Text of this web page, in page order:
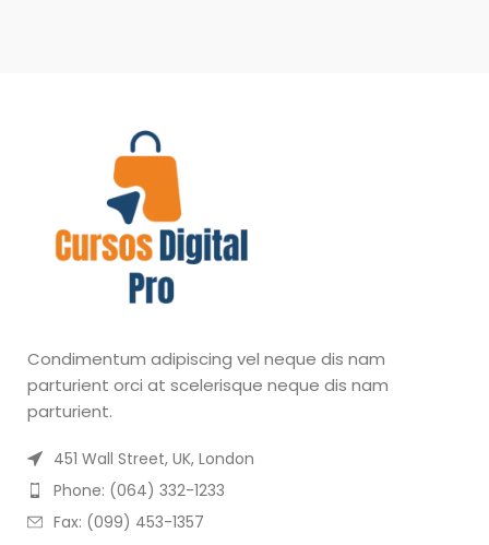
Condimentum adipiscing vel neque dis nam
parturient orci at scelerisque neque dis nam
parturient.
451 Wall Street, UK, London
Phone: (064) 332-1233
Fax: (099) 453-1357